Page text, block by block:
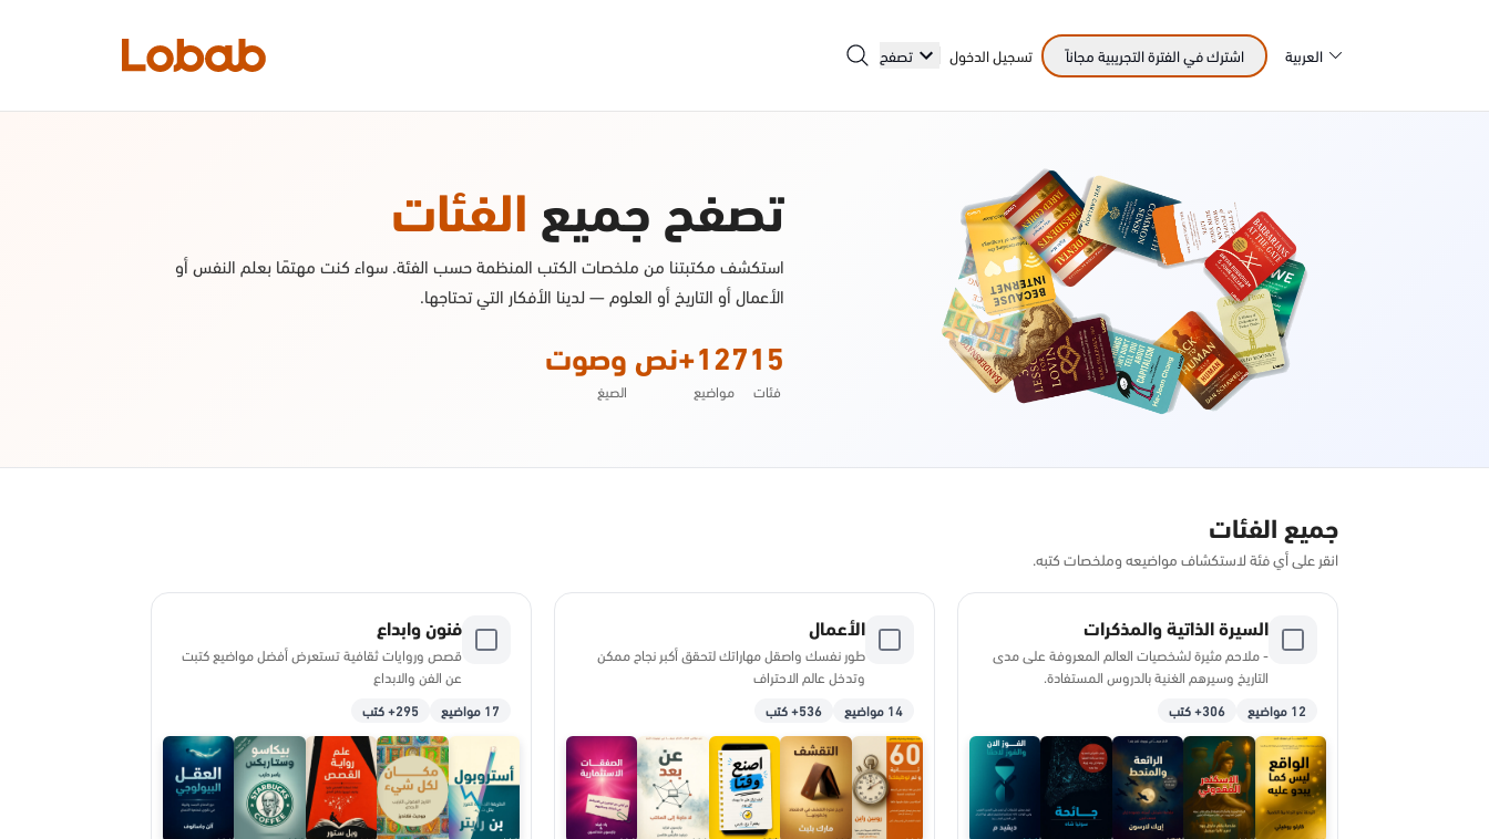
تصفح تسجيل الدخول اشترك في الفترة التجريبية مجاناً العربية
تصفح جميع الفئات
استكشف مكتبتنا من ملخصات الكتب المنظمة حسب الفئة. سواء كنت مهتمًا بعلم النفس أو
الأعمال أو التاريخ أو العلوم — لدينا الأفكار التي تحتاجها.
15
فئات
127+
مواضيع
نص وصوت
الصيغ
جميع الفئات
انقر على أي فئة لاستكشاف مواضيعه وملخصات كتبه.
السيرة الذاتية والمذكرات
- ملاحم مثيرة لشخصيات العالم المعروفة على مدى
التاريخ وسيرهم الغنية بالدروس المستفادة.
12 مواضيع 306+ كتب
الأعمال
طور نفسك واصقل مهاراتك لتحقق أكبر نجاح ممكن
وتدخل عالم الاحتراف
14 مواضيع 536+ كتب
فنون وابداع
قصص وروايات ثقافية تستعرض أفضل مواضيع كتبت
عن الفن والابداع
17 مواضيع 295+ كتب